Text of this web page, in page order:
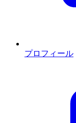
プロフィール